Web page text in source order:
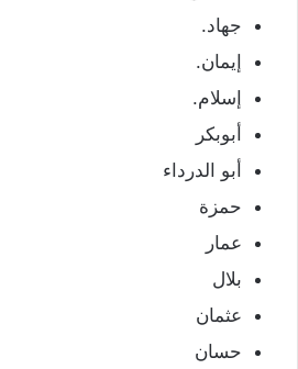
جهاد.
إيمان.
إسلام.
أبوبكر
أبو الدرداء
حمزة
عمار
بلال
عثمان
حسان